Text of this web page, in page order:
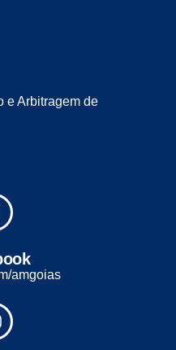
e Arbitragem de
amgoias